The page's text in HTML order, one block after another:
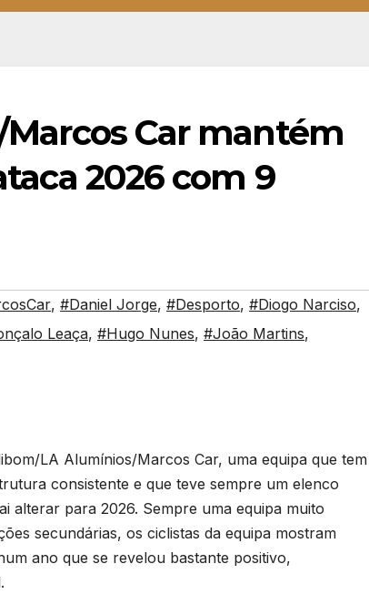
Car mantém
2026 com 9
, #Daniel Jorge, #Desporto, #Diogo Narciso,
Leaça, #Hugo Nunes, #João Martins,
LA Alumínios/Marcos Car, uma equipa que tem
consistente e que teve sempre um elenco
alterar para 2026. Sempre uma equipa muito
secundárias, os ciclistas da equipa mostram
ano que se revelou bastante positivo,